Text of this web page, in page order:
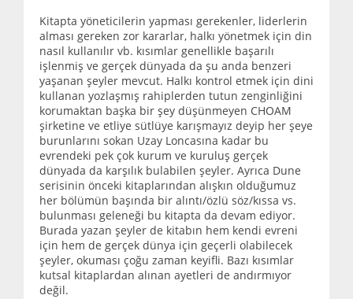
Kitapta yöneticilerin yapması gerekenler, liderlerin
alması gereken zor kararlar, halkı yönetmek için din
nasıl kullanılır vb. kısımlar genellikle başarılı
işlenmiş ve gerçek dünyada da şu anda benzeri
yaşanan şeyler mevcut. Halkı kontrol etmek için dini
kullanan yozlaşmış rahiplerden tutun zenginliğini
korumaktan başka bir şey düşünmeyen CHOAM
şirketine ve etliye sütlüye karışmayız deyip her şeye
burunlarını sokan Uzay Loncasına kadar bu
evrendeki pek çok kurum ve kuruluş gerçek
dünyada da karşılık bulabilen şeyler. Ayrıca Dune
serisinin önceki kitaplarından alışkın olduğumuz
her bölümün başında bir alıntı/özlü söz/kıssa vs.
bulunması geleneği bu kitapta da devam ediyor.
Burada yazan şeyler de kitabın hem kendi evreni
için hem de gerçek dünya için geçerli olabilecek
şeyler, okuması çoğu zaman keyifli. Bazı kısımlar
kutsal kitaplardan alınan ayetleri de andırmıyor
değil.